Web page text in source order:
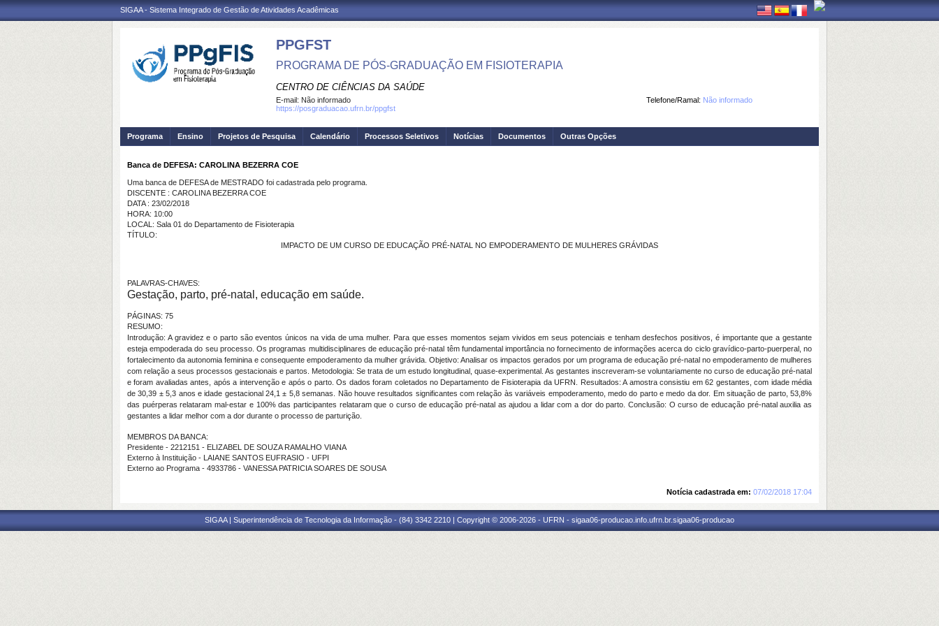
SIGAA - Sistema Integrado de Gestão de Atividades Acadêmicas
PPGFST
PROGRAMA DE PÓS-GRADUAÇÃO EM FISIOTERAPIA
CENTRO DE CIÊNCIAS DA SAÚDE
Telefone/Ramal: Não informado
E-mail: Não informado
https://posgraduacao.ufrn.br/ppgfst
Programa Ensino Projetos de Pesquisa Calendário Processos Seletivos Notícias Documentos Outras Opções
Banca de DEFESA: CAROLINA BEZERRA COE
Uma banca de DEFESA de MESTRADO foi cadastrada pelo programa.
DISCENTE : CAROLINA BEZERRA COE
DATA : 23/02/2018
HORA: 10:00
LOCAL: Sala 01 do Departamento de Fisioterapia
TÍTULO:
IMPACTO DE UM CURSO DE EDUCAÇÃO PRÉ-NATAL NO EMPODERAMENTO DE MULHERES GRÁVIDAS
PALAVRAS-CHAVES:
Gestação, parto, pré-natal , educação em saúde.
PÁGINAS: 75
RESUMO:
Introdução: A gravidez e o parto são eventos únicos na vida de uma mulher. Para que esses momentos sejam vividos em seus potenciais e tenham desfechos positivos, é importante que a gestante
esteja empoderada do seu processo. Os programas multidisciplinares de educação pré-natal têm fundamental importância no fornecimento de informações acerca do ciclo gravídico-parto-puerperal, no
fortalecimento da autonomia feminina e consequente empoderamento da mulher grávida. Objetivo: Analisar os impactos gerados por um programa de educação pré-natal no empoderamento de mulheres
com relação a seus processos gestacionais e partos.
Metodologia: Se trata de um estudo longitudinal, quase-experimental. As gestantes inscreveram-se voluntariamente no curso de educação pré-natal
e foram avaliadas antes, após a intervenção e após o parto. Os dados foram coletados no Departamento de Fisioterapia da UFRN. Resultados: A amostra consistiu em 62 gestantes, com idade média
de30,39 ± 5,3 anos e idade gestacional 24,1 ± 5,8 semanas. Não houve resultados significantes com relação às variáveis empoderamento, medo do parto e medo da dor. Em situação de parto, 53,8%
das puérperas relataram mal-estar e 100% das participantes relataram que o curso de educação pré-natalas ajudou a lidar com a dor do parto. Conclusão: O curso de educação pré-natalauxilia as
gestantes a lidar melhor com a dor durante o processo de parturição.
MEMBROS DA BANCA:
Presidente - 2212151 - ELIZABEL DE SOUZA RAMALHO VIANA
Externo à Instituição - LAIANE SANTOS EUFRASIO - UFPI
Externo ao Programa - 4933786 - VANESSA PATRICIA SOARES DE SOUSA
Notícia cadastrada em: 07/02/2018 17:04
SIGAA | Superintendência de Tecnologia da Informação - (84) 3342 2210 | Copyright © 2006-2026 - UFRN - sigaa06-producao.info.ufrn.br.sigaa06-producao